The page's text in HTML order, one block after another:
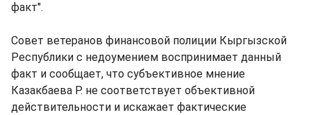
факт".
Совет ветеранов финансовой полиции Кыргызской
Республики с недоумением воспринимает данный
факт и сообщает, что субъективное мнение
Казакбаева Р. не соответствует объективной
действительности и искажает фактические